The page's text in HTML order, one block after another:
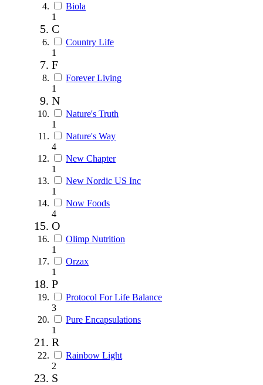
Biola
1
C
Country Life
1
F
Forever Living
1
N
Nature's Truth
1
Nature's Way
4
New Chapter
1
New Nordic US Inc
1
Now Foods
4
O
Olimp Nutrition
1
Orzax
1
P
Protocol For Life Balance
3
Pure Encapsulations
1
R
Rainbow Light
2
S